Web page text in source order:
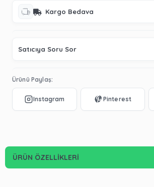
Kargo Bedava
Satıcıya Soru Sor
Ürünü Paylaş:
ÜRÜN ÖZELLIKLERI